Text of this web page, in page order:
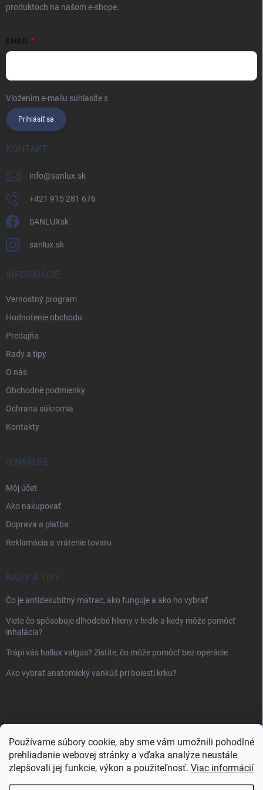
Používame súbory cookie, aby sme vám umožnili pohodlné
prehliadanie webovej stránky a vďaka analýze neustále
zlepšovali jej funkcie, výkon a použiteľnosť. Viac informácií
produktoch na našom e-shope.
EMAIL
Vložením e-mailu súhlasíte s
Prihlásiť sa
KONTAKT
info@sanlux.sk
+421 915 281 676
SANLUXsk
sanlux.sk
INFORMÁCIE
Vernostný program
Hodnotenie obchodu
Predajňa
Rady a tipy
O nás
Obchodné podmienky
Ochrana súkromia
Kontakty
O NÁKUPE
Môj účet
Ako nakupovať
Doprava a platba
Reklamácia a vrátenie tovaru
RADY A TIPY
Čo je antidekubitný matrac, ako funguje a ako ho vybrať
Viete čo spôsobuje dlhodobé hlieny v hrdle a kedy môže pomôcť
inhalácia?
Trápi vás hallux valgus? Zistite, čo môže pomôcť bez operácie
Ako vybrať anatomický vankúš pri bolesti krku?